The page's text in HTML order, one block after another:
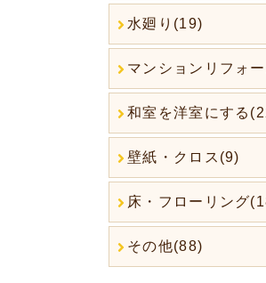
水廻り(19)
マンションリフォ
和室を洋室にする
壁紙・クロス(9)
床・フローリング
その他(88)